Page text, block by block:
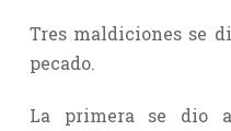
Tres maldiciones se
pecado.
La primera se dio